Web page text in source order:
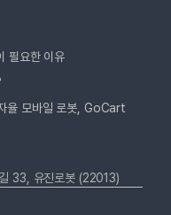
필요한 이유
율 모바일 로봇, GoCart
33, 유진로봇 (22013)